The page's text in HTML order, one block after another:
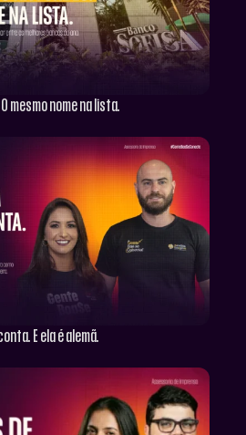
mesmo nome na lista.
E ela é alemã.